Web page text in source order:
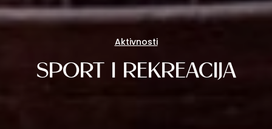
Aktivnosti
SPORT I REKREACIJA